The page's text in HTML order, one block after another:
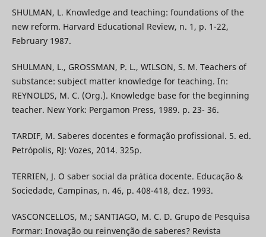
SHULMAN, L. Knowledge and teaching: foundations of the
new reform. Harvard Educational Review, n. 1, p. 1-22,
February 1987.
SHULMAN, L., GROSSMAN, P. L., WILSON, S. M. Teachers of
substance: subject matter knowledge for teaching. In:
REYNOLDS, M. C. (Org.). Knowledge base for the beginning
teacher. New York: Pergamon Press, 1989. p. 23- 36.
TARDIF, M. Saberes docentes e formação profissional. 5. ed.
Petrópolis, RJ: Vozes, 2014. 325p.
TERRIEN, J. O saber social da prática docente. Educação &
Sociedade, Campinas, n. 46, p. 408-418, dez. 1993.
VASCONCELLOS, M.; SANTIAGO, M. C. D. Grupo de Pesquisa
Formar: Inovação ou reinvenção de saberes? Revista